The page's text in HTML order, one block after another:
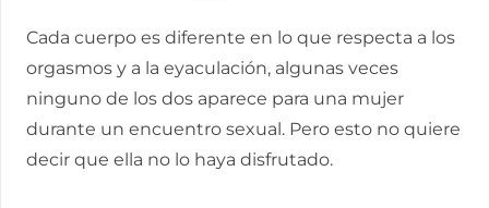
Cada cuerpo es diferente en lo que respecta a los
orgasmos y a la eyaculación, algunas veces
ninguno de los dos aparece para una mujer
durante un encuentro sexual. Pero esto no quiere
decir que ella no lo haya disfrutado.